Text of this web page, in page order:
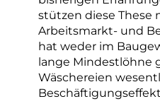
stützen diese These
Arbeitsmarkt- und
hat weder im
lange Mindestlöhne
Wäschereien